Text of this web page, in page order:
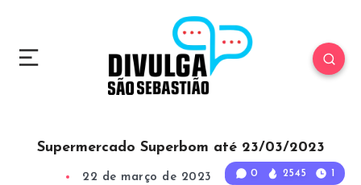
0 2545 1
Supermercado Superbom até 23/03/2023
22 de março de 2023 Min Read